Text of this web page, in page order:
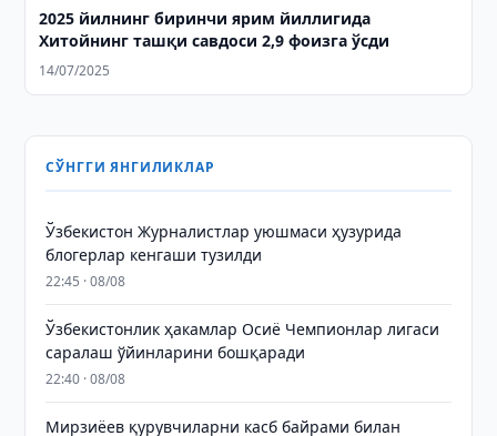
2025 йилнинг биринчи ярим йиллигида
Хитойнинг ташқи савдоси 2,9 фоизга ўсди
14/07/2025
СЎНГГИ ЯНГИЛИКЛАР
Ўзбекистон Журналистлар уюшмаси ҳузурида
блогерлар кенгаши тузилди
22:45 · 08/08
Ўзбекистонлик ҳакамлар Осиё Чемпионлар лигаси
саралаш ўйинларини бошқаради
22:40 · 08/08
Мирзиёев қурувчиларни касб байрами билан